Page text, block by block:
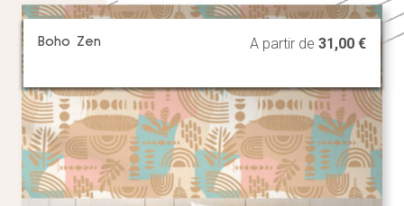
Boho Zen A partir de 31,00 €